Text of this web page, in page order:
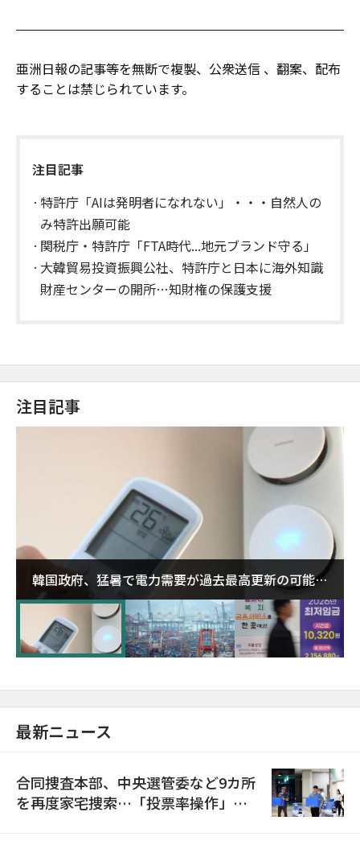
亜洲日報の記事等を無断で複製、公衆送信 、翻案、配布
することは禁じられています。
注目記事
特許庁「AIは発明者になれない」・・・自然人の
み特許出願可能
関税庁・特許庁「FTA時代...地元ブランド守る」
大韓貿易投資振興公社、特許庁と日本に海外知識
財産センターの開所…知財権の保護支援
注目記事
韓国政府、猛暑で電力需要が過去最高更新の可能性
に需給対応体制を点検
最新ニュース
合同捜査本部、中央選管委など9カ所
を再度家宅捜索…「投票率操作」の